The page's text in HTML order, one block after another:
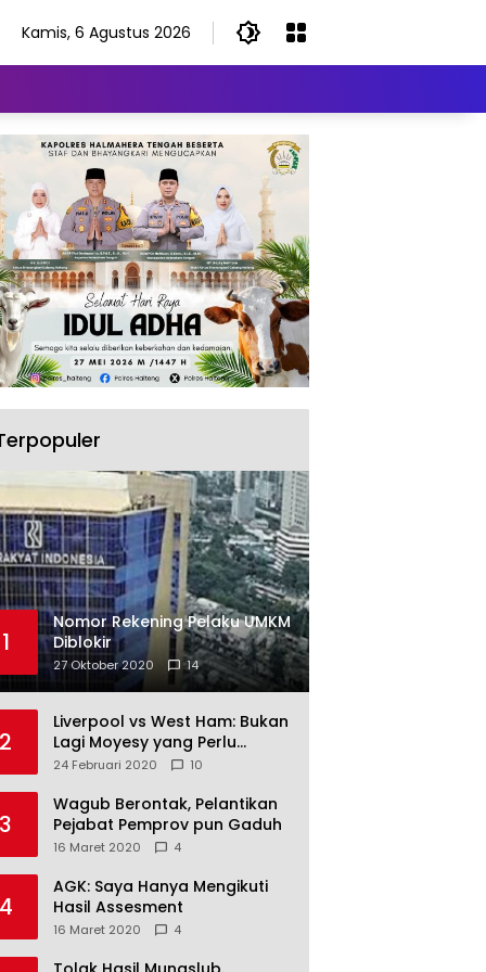
Kamis, 6 Agustus 2026
1
Nomor Rekening Pelaku UMKM
Diblokir
27 Oktober 2020 14
2
Liverpool vs West Ham: Bukan
Lagi Moyesy yang Perlu
Ditakuti
24 Februari 2020 10
3
Wagub Berontak, Pelantikan
Pejabat Pemprov pun Gaduh
16 Maret 2020 4
4
AGK: Saya Hanya Mengikuti
Hasil Assesment
16 Maret 2020 4